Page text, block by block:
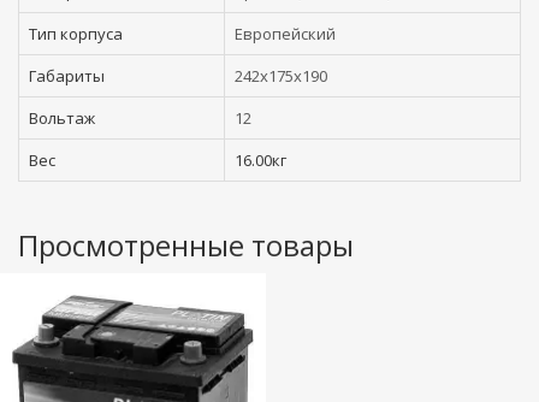
Тип корпуса
Европейский
Габариты
242x175x190
Вольтаж
12
Вес
16.00кг
Просмотренные товары